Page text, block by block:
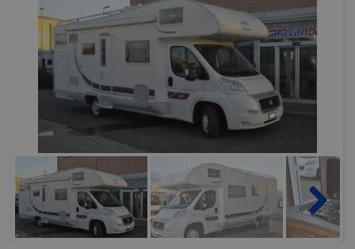
SABATO POMERIGGIO
SCONTO 10% NOLEGGIO ENTRO IL 31.08PER I
NOLEGGI DI SETTEMBRE